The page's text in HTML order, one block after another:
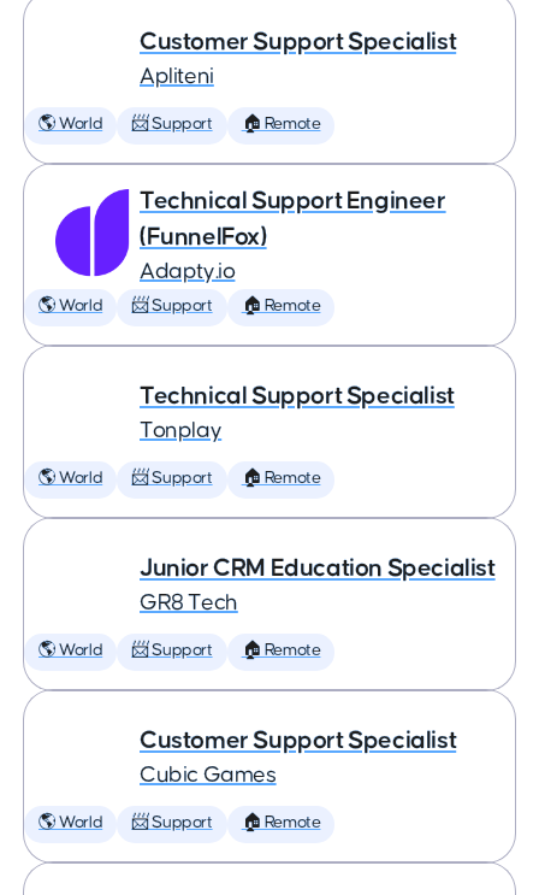
Customer Support Specialist
Apliteni
🌎 World 📨 Support 🏠 Remote
Technical Support Engineer
(FunnelFox)
Adapty.io
🌎 World 📨 Support 🏠 Remote
Technical Support Specialist
Tonplay
🌎 World 📨 Support 🏠 Remote
Junior CRM Education Specialist
GR8 Tech
🌎 World 📨 Support 🏠 Remote
Customer Support Specialist
Cubic Games
🌎 World 📨 Support 🏠 Remote